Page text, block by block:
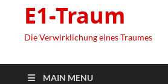
E1-Traum
Die Verwirklichung eines Traumes
MAIN MENU